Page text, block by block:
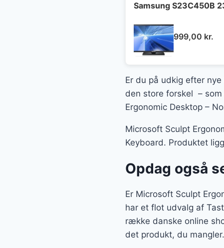
Samsung S23C450B
999,00 kr.
Er du på udkig efter
den store forskel –
Ergonomic Desktop –
Microsoft Sculpt
Keyboard. Produktet
Opdag også
Er Microsoft Sculpt
har et flot udvalg af
række danske online
det produkt, du mangler.